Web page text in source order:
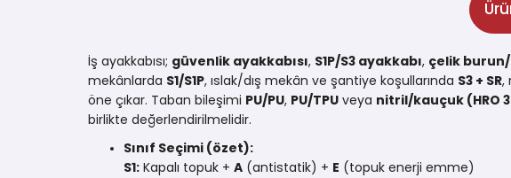
İş ayakkabısı; güvenlik ayakkabısı, S1P/S3 ayakkabı, çelik
mekânlarda S1/S1P, ıslak/dış mekân ve şantiye koşullarında S3 + SR,
öne çıkar. Taban bileşimi PU/PU, PU/TPU veya nitril/kauçuk (HRO
birlikte değerlendirilmelidir.
Sınıf Seçimi (özet):
S1: Kapalı topuk + A (antistatik) + E (topuk enerji emme)